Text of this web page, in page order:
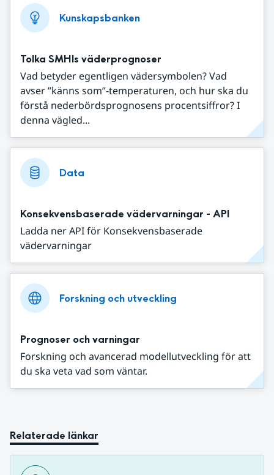
Kunskapsbanken
Tolka SMHIs väderprognoser
Vad betyder egentligen vädersymbolen? Vad
avser ”känns som”-temperaturen, och hur ska du
förstå nederbördsprognosens procentsiffror? I
denna vägled...
Data
Konsekvensbaserade vädervarningar - API
Ladda ner API för Konsekvensbaserade
vädervarningar
Forskning och utveckling
Prognoser och varningar
Forskning och avancerad modellutveckling för att
du ska veta vad som väntar.
Relaterade länkar